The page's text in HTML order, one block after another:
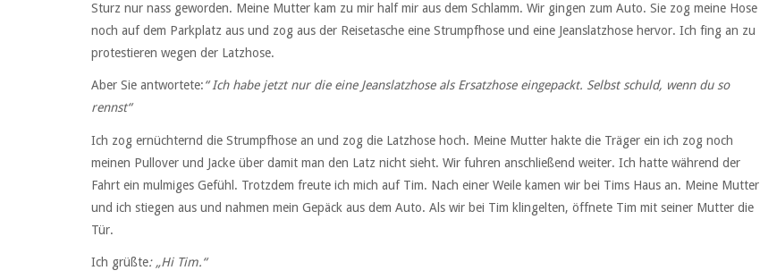
Sturz nur nass geworden. Meine Mutter kam zu mir half mir aus dem Schlamm. Wir gingen zum Auto. Sie zog meine Hose
noch auf dem Parkplatz aus und zog aus der Reisetasche eine Strumpfhose und eine Jeanslatzhose hervor. Ich fing an zu
protestieren wegen der Latzhose.
Aber Sie antwortete:“ Ich habe jetzt nur die eine Jeanslatzhose als Ersatzhose eingepackt. Selbst schuld, wenn du so
rennst“
Ich zog ernüchternd die Strumpfhose an und zog die Latzhose hoch. Meine Mutter hakte die Träger ein ich zog noch
meinen Pullover und Jacke über damit man den Latz nicht sieht. Wir fuhren anschließend weiter. Ich hatte während der
Fahrt ein mulmiges Gefühl. Trotzdem freute ich mich auf Tim. Nach einer Weile kamen wir bei Tims Haus an. Meine Mutter
und ich stiegen aus und nahmen mein Gepäck aus dem Auto. Als wir bei Tim klingelten, öffnete Tim mit seiner Mutter die
Tür.
Ich grüßte: „Hi Tim.“